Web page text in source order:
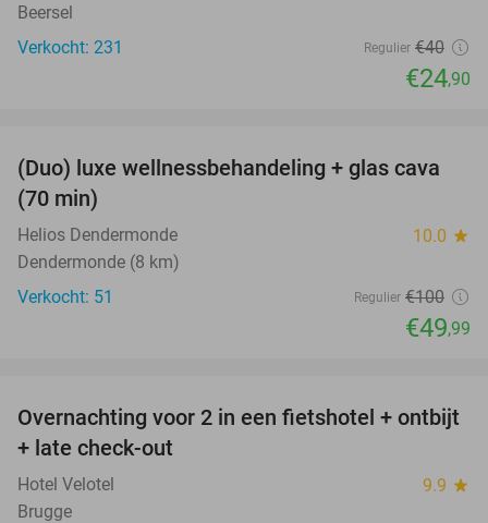
Beersel
Verkocht: 231
Regulier €40
€24,90
50%
(Duo) luxe wellnessbehandeling + glas cava
(70 min)
Helios Dendermonde 10.0 star
Dendermonde (8 km)
Verkocht: 51
Regulier €100
€49,99
19%
Overnachting voor 2 in een fietshotel + ontbijt
+ late check-out
Hotel Velotel 9.9 star
Brugge